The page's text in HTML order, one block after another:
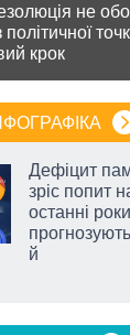
не
крок
Дефіцит
зріс попит
останні
й